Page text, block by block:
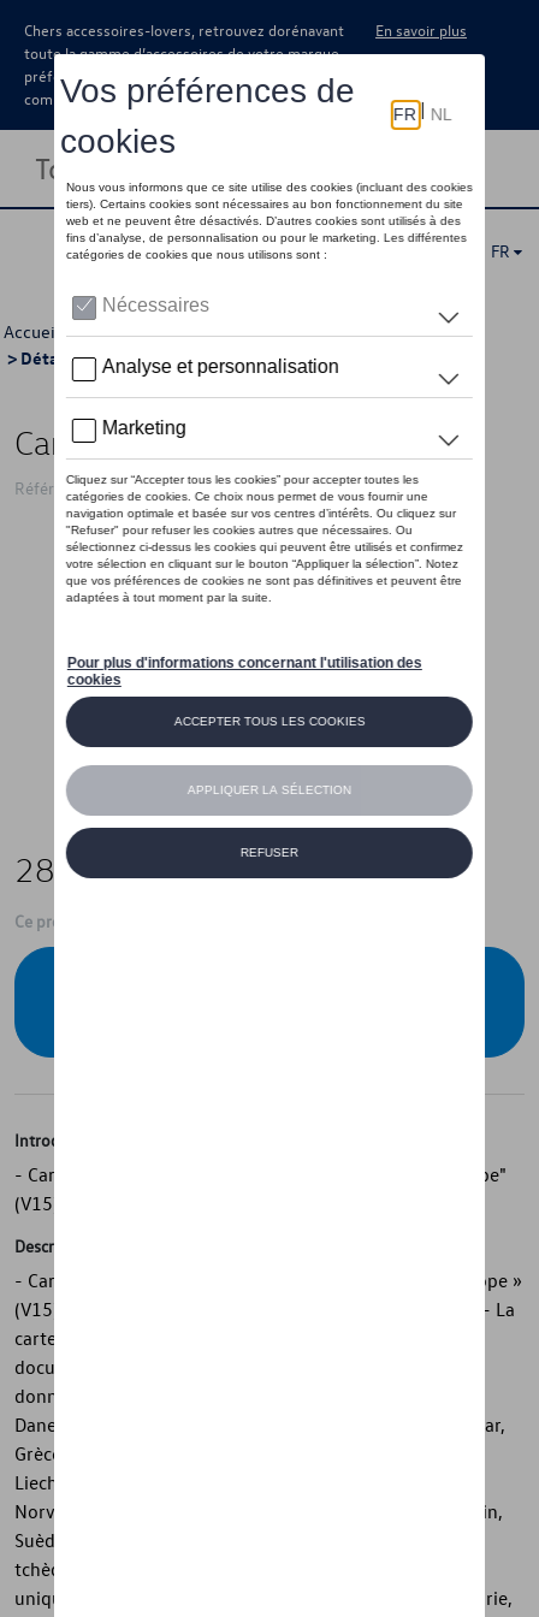
Chers accessoires-lovers, retrouvez dorénavant
toute la gamme d’accessoires de votre marque
préférée sous forme de catalogue à
commander auprès de votre concessionaire.
En savoir plus
Toggle navigation
FR
Accueil >Catalogue Volkswagen >Multimédia >Navigation
> Détail
Carte mémoire SD
Référence: 7P6051236BS
285,00 €
Ce produit n'est actuellement pas de stock
Introduction
- Carte SD de navigation d'origine Volkswagen "AV Europe"
(V15)
Description
- Carte SD de navigation Volkswagen d'origine « AV Europe »
(V15) - Pour le système de radionavigation « RNS 850 » - La
carte SD sert de ressource d'atelier. Le client a besoin du
document d'activation correspondant pour activer les
données cartographiques. - Couvre : Andorre, Belgique,
Danemark, Allemagne, Estonie, Finlande, France, Gibraltar,
Grèce, Royaume-Uni, Irlande, Italie, Croatie, Lettonie,
Liechtenstein, Lituanie, Luxembourg, Monaco, Pays-Bas,
Norvège, Autriche, Pologne, Portugal, Russie, Saint-Marin,
Suède, Suisse, Slovaquie, Slovénie, Espagne, République
tchèque, Hongrie, Cité du Vatican. Routes principales
uniquement : Albanie, Serbie, Ukraine, Macédoine, Bulgarie,